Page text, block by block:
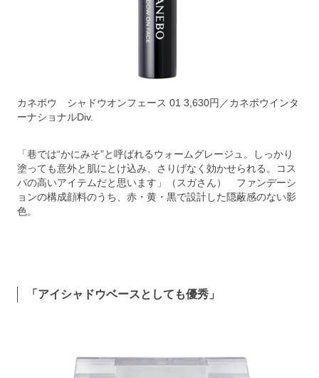
カネボウ シャドウオンフェース 01 3,630円／カネボウインタ
ーナショナルDiv.
「巷では“かにみそ”と呼ばれるウォームグレージュ。しっかり
塗っても意外と肌にとけ込み、さりげなく効かせられる。コス
パの高いアイテムだと思います」（スガさん） ファンデーシ
ョンの構成顔料のうち、赤・黄・黒で設計した隠蔽感のない影
色。
「アイシャドウベースとしても優秀」